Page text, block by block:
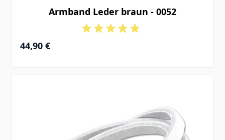
Armband Leder braun - 0052
44,90 €